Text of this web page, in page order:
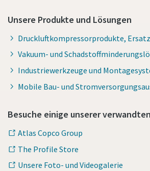
Unsere Produkte und Lösungen
Druckluftkompressorprodukte,
Vakuum- und
Industriewerkzeuge und
Mobile Bau- und
Besuche einige unserer
Atlas Copco Group
The Profile Store
Unsere Foto- und Videogalerie
Absenden
Anti-Roboter-Verifizierung
Hier klicken